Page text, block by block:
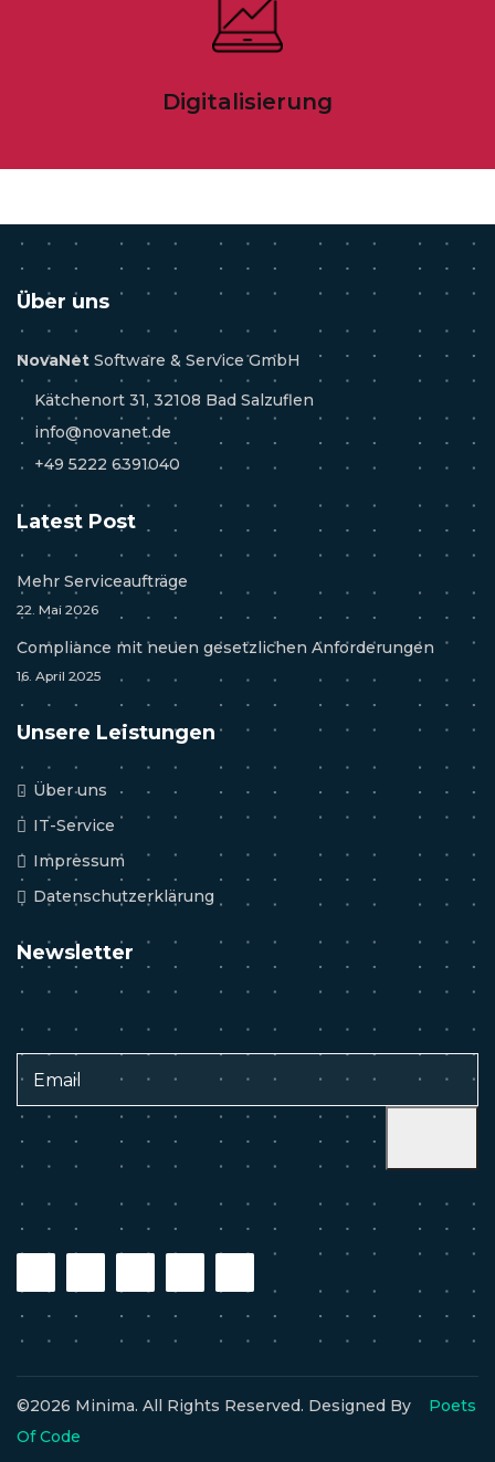
Digitalisierung
Über uns
NovaNet Software & Service GmbH
Kätchenort 31, 32108 Bad Salzuflen
info@novanet.de
+49 5222 6391040
Latest Post
Mehr Serviceaufträge
22. Mai 2026
Compliance mit neuen gesetzlichen Anforderungen
16. April 2025
Unsere Leistungen
Über uns
IT-Service
Impressum
Datenschutzerklärung
Newsletter
©2026 Minima. All Rights Reserved. Designed By
Poets
Of Code